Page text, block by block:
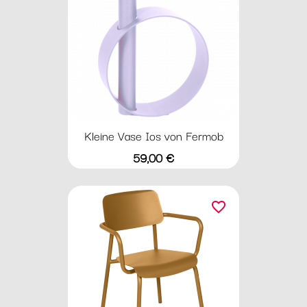
Kleine Vase Ios von Fermob
Preis
59,00 €
favorite_border